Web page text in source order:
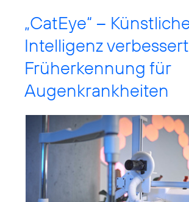
„CatEye“ –
Intelligenz verbessert
Früherkennung für
Augenkrankheiten